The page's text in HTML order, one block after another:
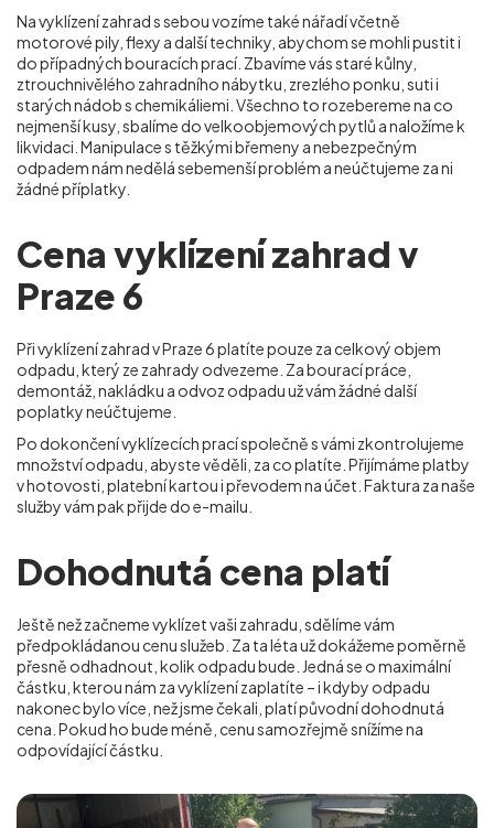
Na vyklízení zahrad s sebou vozíme také nářadí včetně
motorové pily, flexy a další techniky, abychom se mohli pustit i
do případných bouracích prací. Zbavíme vás staré kůlny,
ztrouchnivělého zahradního nábytku, zrezlého ponku, suti i
starých nádob s chemikáliemi. Všechno to rozebereme na co
nejmenší kusy, sbalíme do velkoobjemových pytlů a naložíme k
likvidaci. Manipulace s těžkými břemeny a nebezpečným
odpadem nám nedělá sebemenší problém a neúčtujeme za ni
žádné příplatky.
Cena vyklízení zahrad v
Praze 6
Při vyklízení zahrad v Praze 6platíte pouze za celkový objem
odpadu, který ze zahrady odvezeme. Za bourací práce,
demontáž, nakládku a odvoz odpadu už vám žádné další
poplatky neúčtujeme.
Po dokončení vyklízecích prací společně s vámi zkontrolujeme
množství odpadu, abyste věděli, za co platíte. Přijímáme platby
v hotovosti, platební kartou i převodem na účet. Faktura za naše
služby vám pak přijde do e-mailu.
Dohodnutá cena platí
Ještě než začneme vyklízet vaši zahradu, sdělíme vám
předpokládanou cenu služeb. Za ta léta už dokážeme poměrně
přesně odhadnout, kolik odpadu bude. Jedná se o maximální
částku, kterou nám za vyklízení zaplatíte – i kdyby odpadu
nakonec bylo více, než jsme čekali, platí původní dohodnutá
cena. Pokud ho bude méně, cenu samozřejmě snížíme na
odpovídající částku.